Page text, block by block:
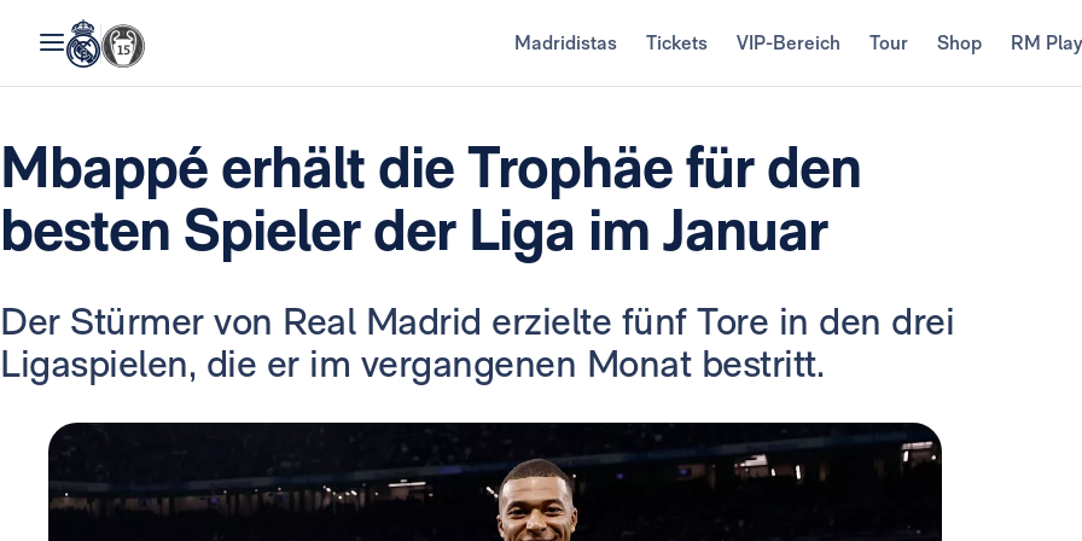
Madridistas Tickets VIP-Bereich Tour Shop RM Play
Mbappé erhält die Trophäe für den
besten Spieler der Liga im Januar
Der Stürmer von Real Madrid erzielte fünf Tore in den drei
Ligaspielen, die er im vergangenen Monat bestritt.